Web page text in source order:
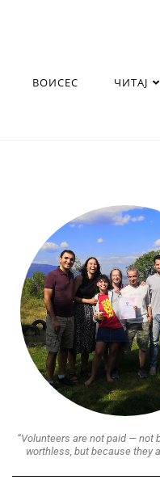
ВОИСЕС ЧИТАЈ
“Volunteers are not paid — not
worthless, but because they